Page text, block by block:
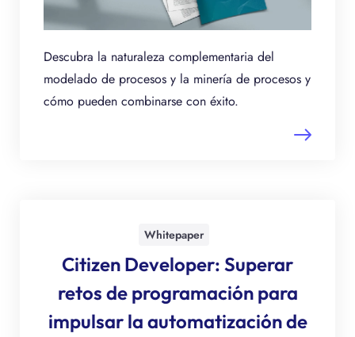
Descubra la naturaleza complementaria del
modelado de procesos y la minería de procesos y
cómo pueden combinarse con éxito.
Whitepaper
Citizen Developer: Superar
retos de programación para
impulsar la automatización de